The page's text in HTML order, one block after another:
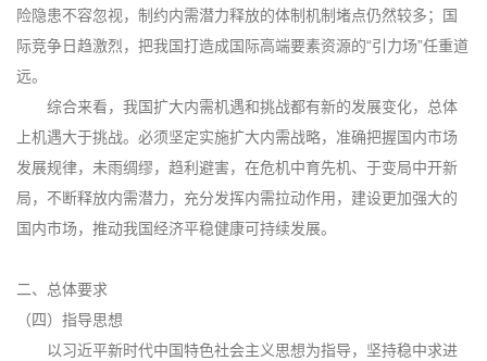
险隐患不容忽视，制约内需潜力释放的体制机制堵点仍然较多；国
际竞争日趋激烈，把我国打造成国际高端要素资源的“引力场”任重道
远。
综合来看，我国扩大内需机遇和挑战都有新的发展变化，总体
上机遇大于挑战。必须坚定实施扩大内需战略，准确把握国内市场
发展规律，未雨绸缪，趋利避害，在危机中育先机、于变局中开新
局，不断释放内需潜力，充分发挥内需拉动作用，建设更加强大的
国内市场，推动我国经济平稳健康可持续发展。
二、总体要求
（四）指导思想
以习近平新时代中国特色社会主义思想为指导，坚持稳中求进